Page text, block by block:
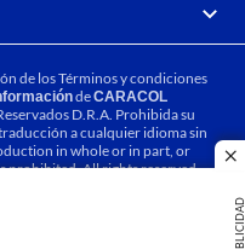
PUBLICIDAD
de losTérminos y condiciones
deCARACOL
D.R.A. Prohibida su
a cualquier idioma sin
in whole or in part, or
prohibited. All rights reserved